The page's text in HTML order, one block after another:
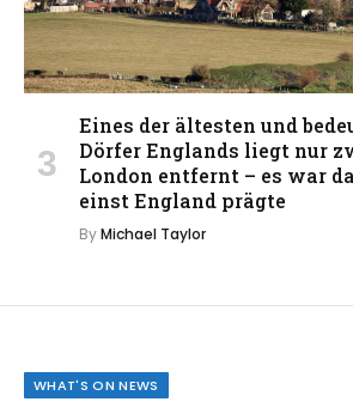
Eines der ältesten und
Dörfer Englands liegt nur
London entfernt – es war
einst England prägte
ByMichael Taylor
WHAT'S ON NEWS